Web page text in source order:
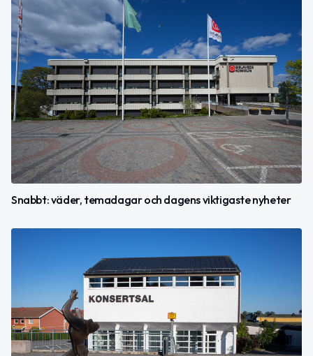
Snabbt: väder, temadagar och dagens viktigaste nyheter